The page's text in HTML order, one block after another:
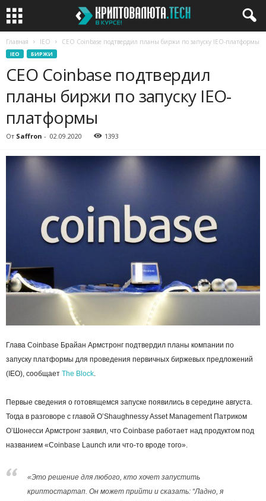
Главная IEO CEO Coinbase подтвердил планы биржи по запуску IEO-платформы
IEO БИРЖИ
CEO Coinbase подтвердил
планы биржи по запуску IEO-
платформы
От Saffron - 02.09.2020 1393
Глава Coinbase Брайан Армстронг подтвердил планы компании по
запуску платформы для проведения первичных биржевых предложений
(IEO), сообщает The Block.
Первые сведения о готовящемся запуске появились в середине августа.
Тогда в разговоре с главой O’Shaughnessy Asset Management Патриком
О’Шонесси Армстронг заявил, что Coinbase работает над продуктом под
названием «Coinbase Launch или что-то вроде того».
«Это решение для любого, кто хочет запустить
криптостартап. Он может прийти и сказать: “Ладно, я